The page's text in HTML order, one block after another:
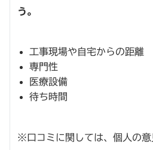
う。
工事現場や自宅からの距離
専門性
医療設備
待ち時間
※口コミに関しては、個人の意